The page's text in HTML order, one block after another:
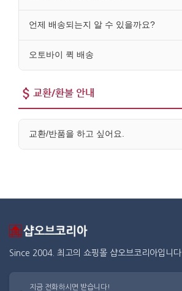
언제 배송되는지 알 수 있을까요?
오토바이 퀵 배송
교환/환불 안내
교환/반품을 하고 싶어요.
Since 2004. 최고의 쇼핑몰 샵오브코리아입니다.
지금 전화하시면 받습니다!